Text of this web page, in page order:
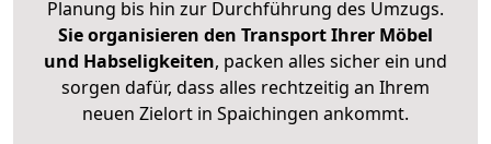
Planung bis hin zur Durchführung des Umzugs.
Sie organisieren den Transport Ihrer Möbel
und Habseligkeiten, packen alles sicher ein und
sorgen dafür, dass alles rechtzeitig an Ihrem
neuen Zielort in Spaichingen ankommt.